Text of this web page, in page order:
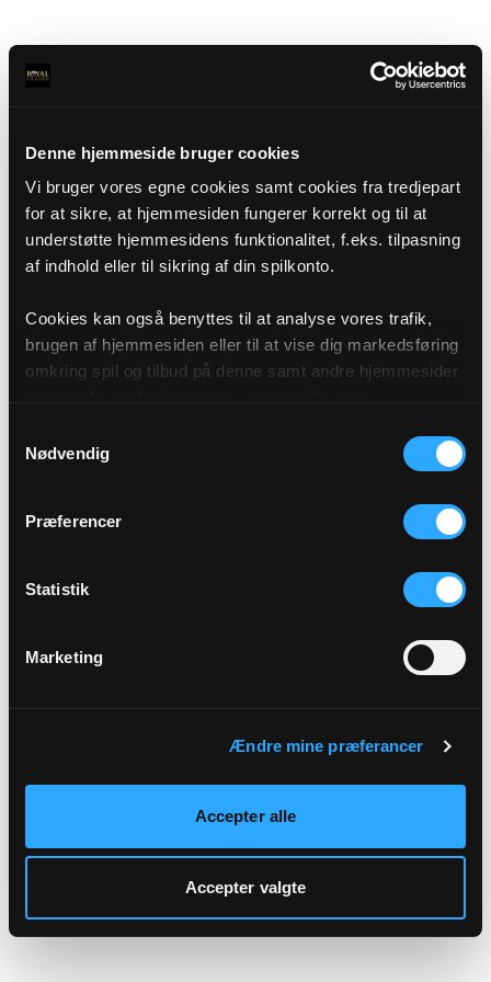
Denne hjemmeside bruger cookies
Vi bruger vores egne cookies samt cookies fra tredjepart
for at sikre, at hjemmesiden fungerer korrekt og til at
understøtte hjemmesidens funktionalitet, f.eks. tilpasning
af indhold eller til sikring af din spilkonto.
Cookies kan også benyttes til at analyse vores trafik,
brugen af hjemmesiden eller til at vise dig markedsføring
omkring spil og tilbud på denne samt andre hjemmesider
af cookies under "Detaljer" eller ved at klikke videre til
vores Cookiepolitik, som du finder i bunden af vores
Nødvendig
Præferencer
Statistik
Marketing
Ændre mine præferancer
Accepter alle
Accepter valgte